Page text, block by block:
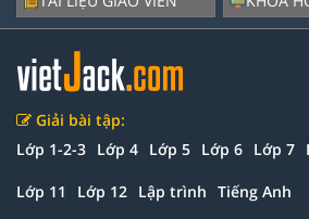
Giải bài tập:
Lớp 1-2-3 Lớp 4 Lớp 5 Lớp 6 Lớp 7
Lớp 11 Lớp 12 Lập trình Tiếng Anh